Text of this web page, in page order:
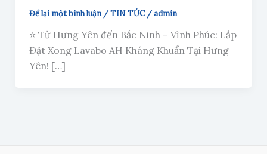
Để lại một bình luận /TIN TỨC/admin
⭐ Từ Hưng Yên đến Bắc Ninh – Vĩnh Phúc: Lắp
Đặt Xong Lavabo AH Kháng Khuẩn Tại Hưng
Yên! […]